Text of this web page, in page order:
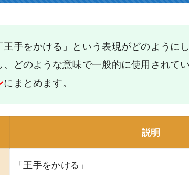
手をかける」という表現がどのように
どのような意味で一般的に使用されて
にまとめます。
説明
「王手をかける」